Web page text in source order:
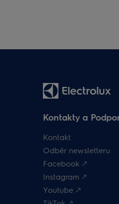
Kontakty a
Kontakt
Odběr newsletteru
Facebook 🡕
Instagram 🡕
Youtube 🡕